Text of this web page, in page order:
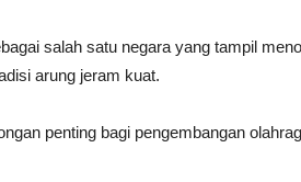
salah satu negara yang tampil
arung jeram kuat.
penting bagi pengembangan